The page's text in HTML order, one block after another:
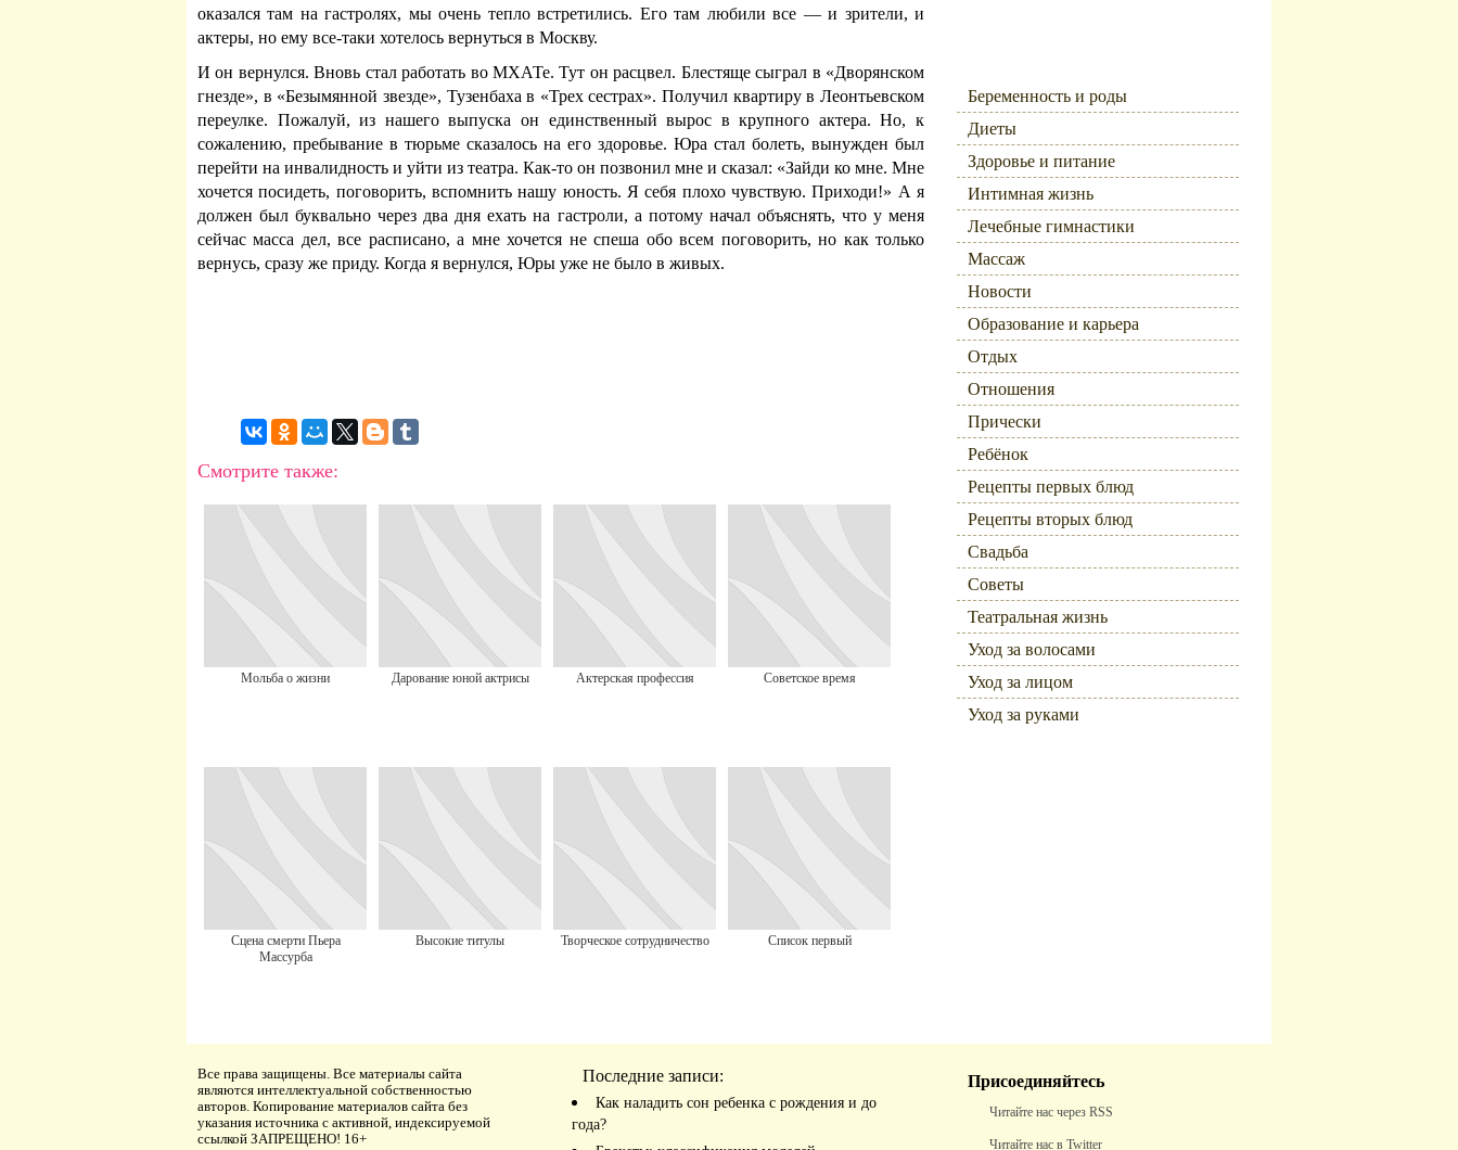
оказался там на гастролях, мы очень тепло встретились. Его там любили все — и зрители, и
актеры, но ему все-таки хотелось вернуться в Москву.
И он вернулся. Вновь стал работать во МХАТе. Тут он расцвел. Блестяще сыграл в «Дворянском
гнезде», в «Безымянной звезде», Тузенбаха в «Трех сестрах». Получил квартиру в Леонтьевском
переулке. Пожалуй, из нашего выпуска он единственный вырос в крупного актера. Но, к
сожалению, пребывание в тюрьме сказалось на его здоровье. Юра стал болеть, вынужден был
перейти на инвалидность и уйти из театра. Как-то он позвонил мне и сказал: «Зайди ко мне. Мне
хочется посидеть, поговорить, вспомнить нашу юность. Я себя плохо чувствую. Приходи!» А я
должен был буквально через два дня ехать на гастроли, а потому начал объяснять, что у меня
сейчас масса дел, все расписано, а мне хочется не спеша обо всем поговорить, но как только
вернусь, сразу же приду. Когда я вернулся, Юры уже не было в живых.
Смотрите также:
Мольба о жизни Дарование юной актрисы Актерская профессия Советское время
Сцена смерти Пьера
Массурба
Высокие титулы Творческое сотрудничество Список первый
Беременность и роды
Диеты
Здоровье и питание
Интимная жизнь
Лечебные гимнастики
Массаж
Новости
Образование и карьера
Отдых
Отношения
Прически
Ребёнок
Рецепты первых блюд
Рецепты вторых блюд
Свадьба
Советы
Театральная жизнь
Уход за волосами
Уход за лицом
Уход за руками
Все права защищены. Все материалы сайта
являются интеллектуальной собственностью
авторов. Копирование материалов сайта без
указания источника с активной, индексируемой
ссылкой ЗАПРЕЩЕНО! 16+
Последние записи:
Как наладить сон ребенка с рождения и до
года?
Присоединяйтесь
Читайте нас через RSS
Читайте нас в Twitter